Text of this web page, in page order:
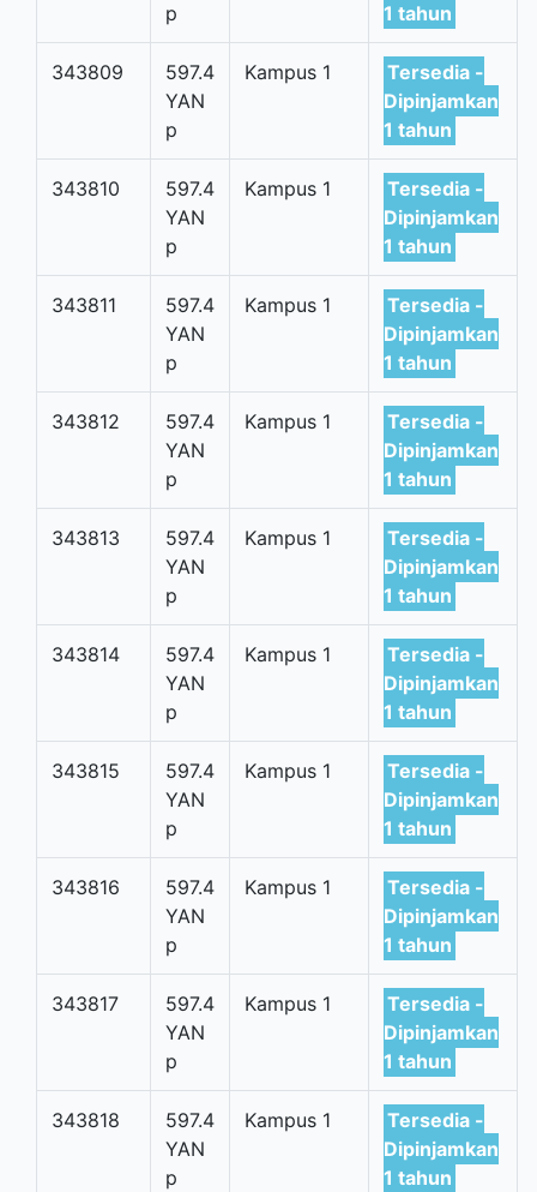
p
1 tahun
343809
597.4
YAN
p
Kampus 1
Tersedia -
Dipinjamkan
1 tahun
343810
597.4
YAN
p
Kampus 1
Tersedia -
Dipinjamkan
1 tahun
343811
597.4
YAN
p
Kampus 1
Tersedia -
Dipinjamkan
1 tahun
343812
597.4
YAN
p
Kampus 1
Tersedia -
Dipinjamkan
1 tahun
343813
597.4
YAN
p
Kampus 1
Tersedia -
Dipinjamkan
1 tahun
343814
597.4
YAN
p
Kampus 1
Tersedia -
Dipinjamkan
1 tahun
343815
597.4
YAN
p
Kampus 1
Tersedia -
Dipinjamkan
1 tahun
343816
597.4
YAN
p
Kampus 1
Tersedia -
Dipinjamkan
1 tahun
343817
597.4
YAN
p
Kampus 1
Tersedia -
Dipinjamkan
1 tahun
343818
597.4
YAN
p
Kampus 1
Tersedia -
Dipinjamkan
1 tahun